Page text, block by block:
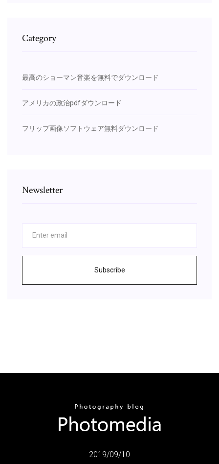
Category
最高のショーマン音楽を無料でダウンロード
アメリカの政治pdfダウンロード
フリップ画像ソフトウェア無料ダウンロード
Newsletter
Subscribe
2019/09/10